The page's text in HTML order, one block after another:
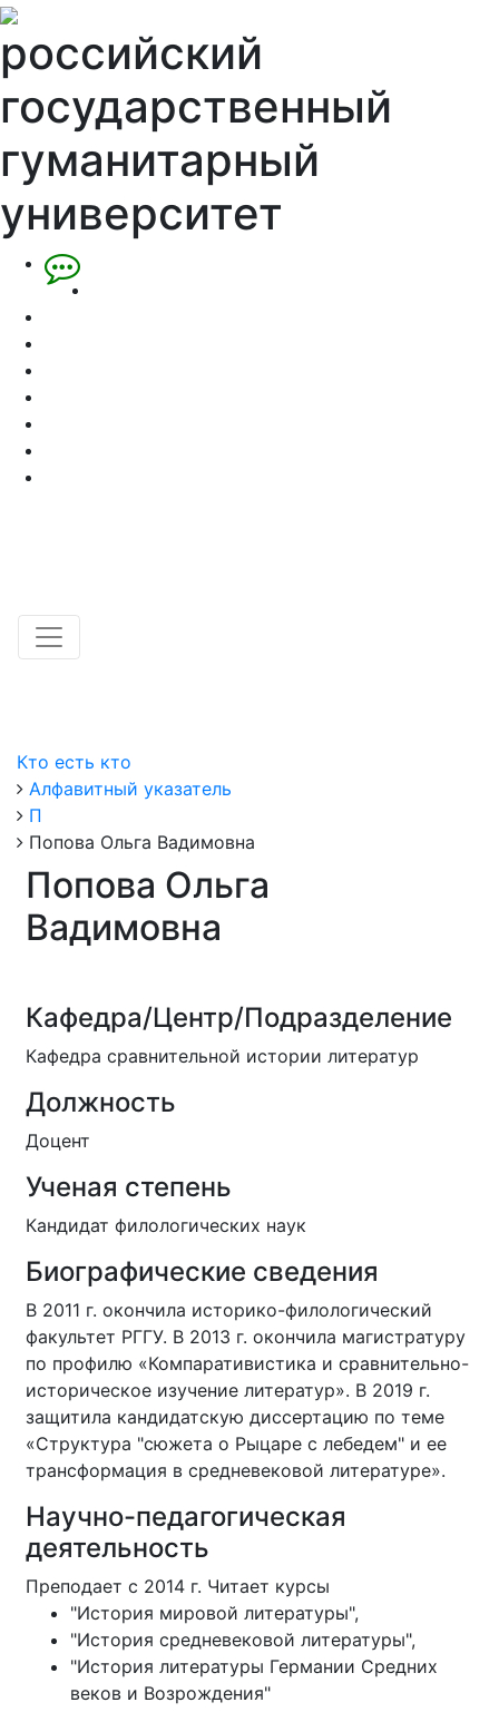
российский
государственный
гуманитарный
университет
Кто есть кто
Алфавитный указатель
П
Попова Ольга Вадимовна
Попова Ольга
Вадимовна
Кафедра/Центр/Подразделение
Кафедра сравнительной истории литератур
Должность
Доцент
Ученая степень
Кандидат филологических наук
Биографические сведения
В 2011 г. окончила историко-филологический
факультет РГГУ. В 2013 г. окончила магистратуру
по профилю «Компаративистика и сравнительно-
историческое изучение литератур». В 2019 г.
защитила кандидатскую диссертацию по теме
«Структура "сюжета о Рыцаре с лебедем" и ее
трансформация в средневековой литературе».
Научно-педагогическая
деятельность
Преподает с 2014 г. Читает курсы
"История мировой литературы",
"История средневековой литературы",
"История литературы Германии Средних
веков и Возрождения"